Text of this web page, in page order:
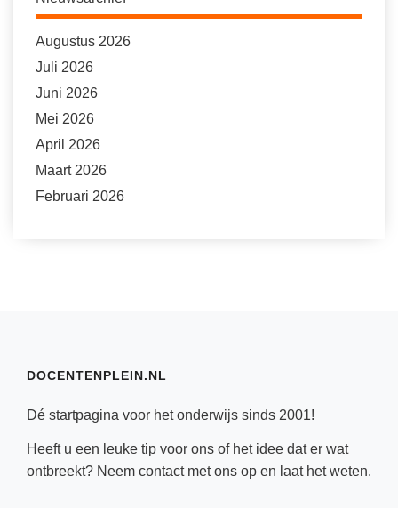
Augustus 2026
Juli 2026
Juni 2026
Mei 2026
April 2026
Maart 2026
Februari 2026
DOCENTENPLEIN.NL
Dé startpagina voor het onderwijs sinds 2001!
Heeft u een leuke tip voor ons of het idee dat er wat
ontbreekt? Neem contactmet ons op en laat het weten.